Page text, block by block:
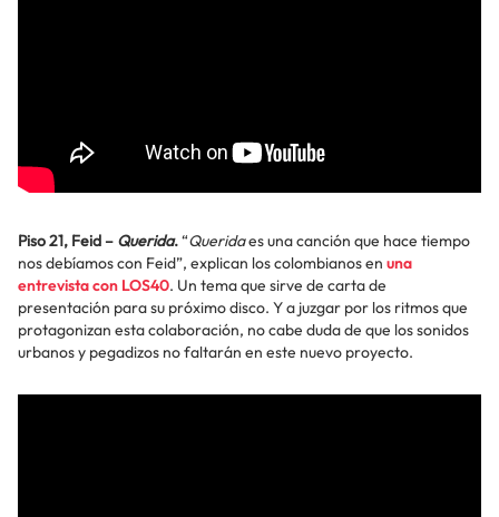
Piso 21, Feid – Querida.“Queridaes una canción que hace tiempo
nos debíamos con Feid”, explican los colombianos en una
entrevista con LOS40. Un tema que sirve de carta de
presentación para su próximo disco. Y a juzgar por los ritmos que
protagonizan esta colaboración, no cabe duda de que los sonidos
urbanos y pegadizos no faltarán en este nuevo proyecto.